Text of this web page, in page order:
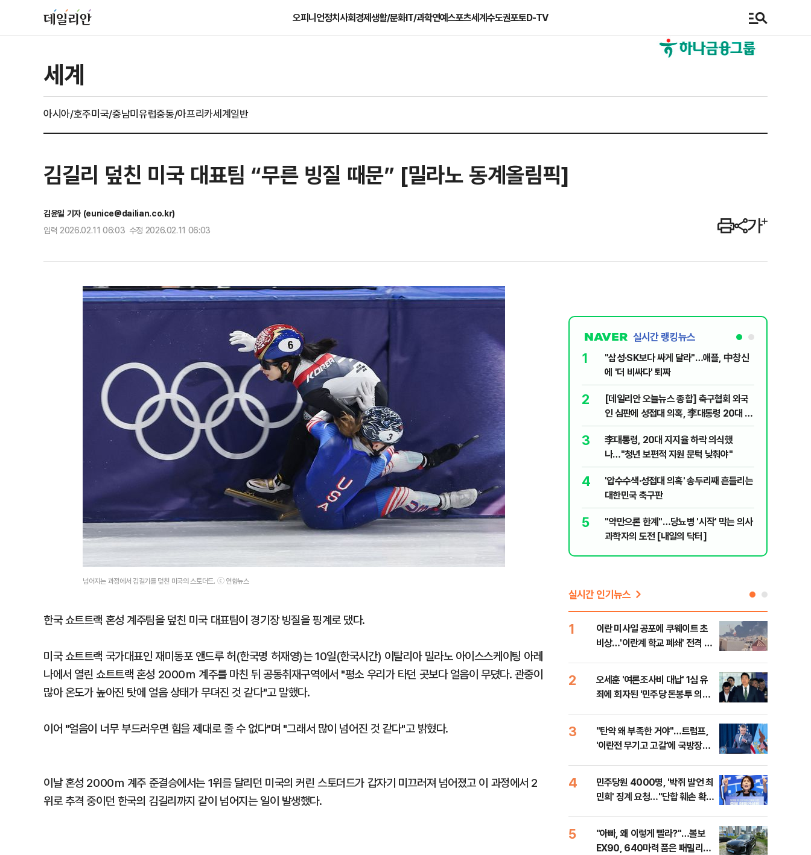
오피니언정치사회경제생활/문화IT/과학연예스포츠세계수도권포토D-TV
세계
아시아/호주미국/중남미유럽중동/아프리카세계일반
김길리 덮친 미국 대표팀 “무른 빙질 때문” [밀라노 동계올림픽]
김윤일 기자 (eunice@dailian.co.kr)
입력 2026.02.11 06:03 수정 2026.02.11 06:03
넘어지는 과정에서 김길기를 덮친 미국의 스토더드. ⓒ 연합뉴스
한국 쇼트트랙 혼성 계주팀을 덮친 미국 대표팀이 경기장 빙질을 핑계로 댔다.
미국 쇼트트랙 국가대표인 재미동포 앤드루 허(한국명 허재영)는 10일(한국시간) 이탈리아 밀라노 아이스스케이팅 아레
나에서 열린 쇼트트랙 혼성 2000ｍ 계주를 마친 뒤 공동취재구역에서 "평소 우리가 타던 곳보다 얼음이 무뎠다. 관중이
많아 온도가 높아진 탓에 얼음 상태가 무뎌진 것 같다"고 말했다.
이어 "얼음이 너무 부드러우면 힘을 제대로 줄 수 없다"며 "그래서 많이 넘어진 것 같다"고 밝혔다.
이날 혼성 2000ｍ 계주 준결승에서는 1위를 달리던 미국의 커린 스토더드가 갑자기 미끄러져 넘어졌고 이 과정에서 2
위로 추격 중이던 한국의 김길리까지 같이 넘어지는 일이 발생했다.
실시간 랭킹뉴스
1
"삼성·SK보다 싸게 달라"…애플, 中창신
에 '더 비싸다' 퇴짜
2
[데일리안 오늘뉴스 종합] 축구협회 외국
인 심판에 성접대 의혹, 李대통령 20대 지
지율 하락 의식했나, 삼전닉스 올인은 금
물, SK하이닉스 프리마켓 시초가 논란 재
점화, 김민석 "과반 승리 가능성 99%" 등
3
李대통령, 20대 지지율 하락 의식했
나…"청년 보편적 지원 문턱 낮춰야"
4
'압수수색·성접대 의혹' 송두리째 흔들리는
대한민국 축구판
5
"약만으론 한계"…당뇨병 '시작' 막는 의사
과학자의 도전 [내일의 닥터]
실시간 인기뉴스
1
이란 미사일 공포에 쿠웨이트 초
비상…'이란계 학교 폐쇄' 전격 명
2
오세훈 '여론조사비 대납' 1심 유
죄에 회자된 '민주당 돈봉투 의
3
"탄약 왜 부족한 거야"…트럼프,
'이란전 무기고 고갈'에 국방장관
4
민주당원 4000명, '박쥐 발언 최
민희' 징계 요청…"단합 훼손 확인
5
"아빠, 왜 이렇게 빨라?"…볼보
EX90, 640마력 품은 패밀리카